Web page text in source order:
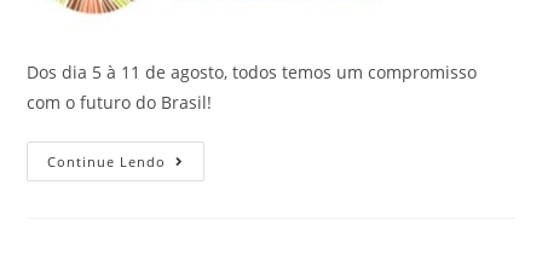
Dos dia 5 à 11 de agosto, todos temos um compromisso
com o futuro do Brasil!
Continue Lendo